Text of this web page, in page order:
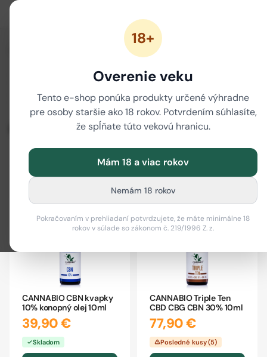
18+
Overenie veku
Tento e-shop ponúka produkty určené výhradne
pre osoby staršie ako 18 rokov. Potvrdením súhlasíte,
že spĺňate túto vekovú hranicu.
Mám 18 a viac rokov
Nemám 18 rokov
Pokračovaním v prehliadaní potvrdzujete, že máte minimálne 18
rokov v súlade so zákonom č. 219/1996 Z. z.
CBN kvety
CBN oleje a CBN kvapky
CBN vape
CANNABIO CBN kvapky
10% konopný olej 10ml
39,90 €
Skladom
CANNABIO Triple Ten
CBD CBG CBN 30% 10ml
77,90 €
Posledné kusy (5)